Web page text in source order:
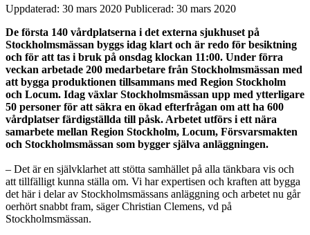
Uppdaterad: 30 mars 2020 Publicerad: 30 mars 2020
De första 140 vårdplatserna i det externa sjukhuset på
Stockholmsmässan byggs idag klart och är redo för besiktning
och för att tas i bruk på onsdag klockan 11:00. Under förra
veckan arbetade 200 medarbetare från Stockholmsmässan med
att bygga produktionen tillsammans med Region Stockholm
och Locum. Idag växlar Stockholmsmässan upp med ytterligare
50 personer för att säkra en ökad efterfrågan om att ha 600
vårdplatser färdigställda till påsk. Arbetet utförs i ett nära
samarbete mellan Region Stockholm, Locum, Försvarsmakten
och Stockholmsmässan som bygger själva anläggningen.
– Det är en självklarhet att stötta samhället på alla tänkbara vis och
att tillfälligt kunna ställa om. Vi har expertisen och kraften att bygga
det här i delar av Stockholmsmässans anläggning och arbetet nu går
oerhört snabbt fram, säger Christian Clemens, vd på
Stockholmsmässan.